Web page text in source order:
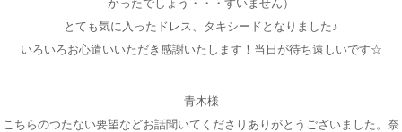
かったでしょう・・・すいません）
とても気に入ったドレス、タキシードとなりました♪
いろいろお心遣いいただき感謝いたします！当日が待ち遠しいです☆
青木様
こちらのつたない要望などお話聞いてくださりありがとうございました。奈